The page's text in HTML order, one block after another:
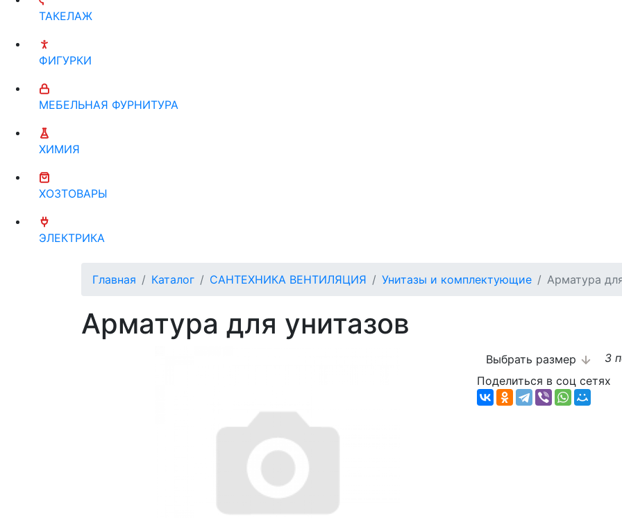
ТАКЕЛАЖ
ФИГУРКИ
МЕБЕЛЬНАЯ ФУРНИТУРА
ХИМИЯ
ХОЗТОВАРЫ
ЭЛЕКТРИКА
Главная Каталог САНТЕХНИКА ВЕНТИЛЯЦИЯ Унитазы и комплектующие Арматура
Арматура для унитазов
Выбрать размер
3
Поделиться в соц сетях